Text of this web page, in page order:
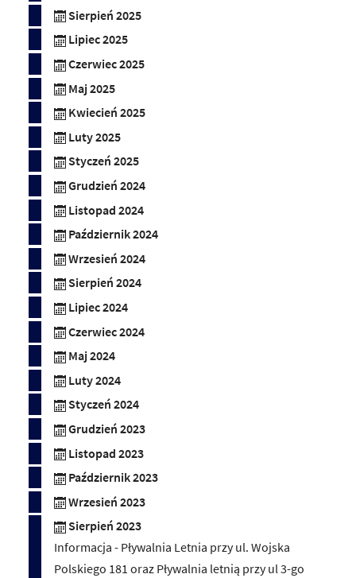
Sierpień 2025
Lipiec 2025
Czerwiec 2025
Maj 2025
Kwiecień 2025
Luty 2025
Styczeń 2025
Grudzień 2024
Listopad 2024
Październik 2024
Wrzesień 2024
Sierpień 2024
Lipiec 2024
Czerwiec 2024
Maj 2024
Luty 2024
Styczeń 2024
Grudzień 2023
Listopad 2023
Październik 2023
Wrzesień 2023
Sierpień 2023
Informacja - Pływalnia Letnia przy ul. Wojska
Polskiego 181 oraz Pływalnia letnią przy ul 3-go